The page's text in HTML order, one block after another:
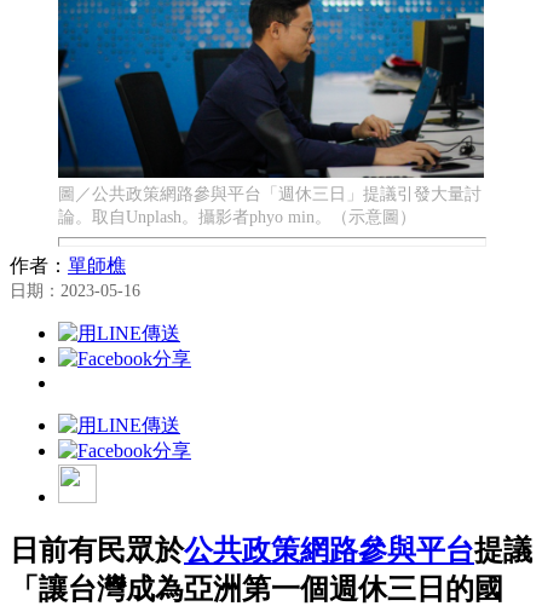
圖／公共政策網路參與平台「週休三日」提議引發大量討
論。取自Unplash。攝影者phyo min。（示意圖）
作者： 單師樵
日期：2023-05-16
日前有民眾於公共政策網路參與平台提議
「讓台灣成為亞洲第一個週休三日的國